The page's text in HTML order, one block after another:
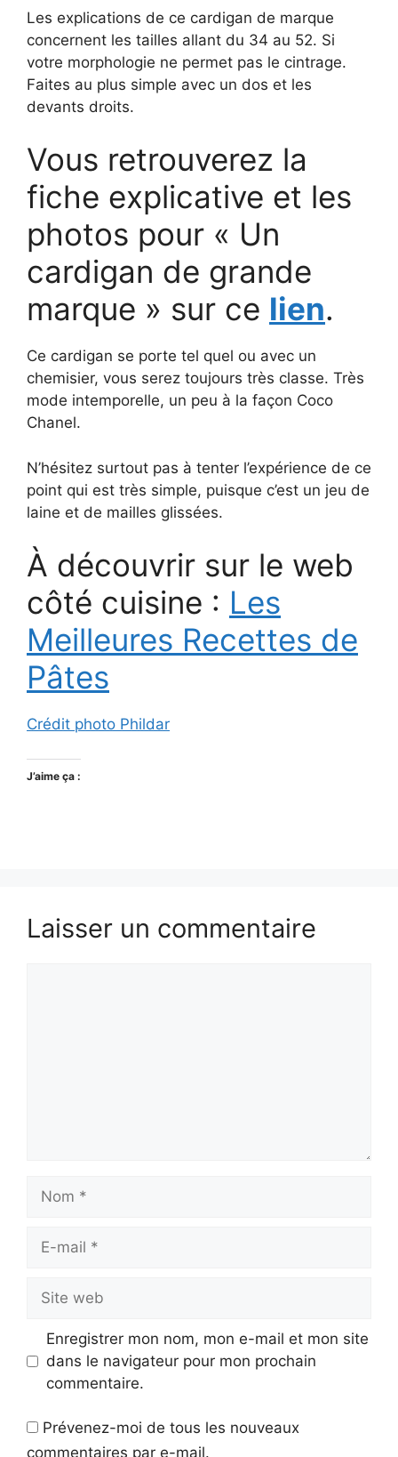
Les explications de ce cardigan de marque
concernent les tailles allant du 34 au 52. Si
votre morphologie ne permet pas le cintrage.
Faites au plus simple avec un dos et les
devants droits.
Vous retrouverez la
fiche explicative et les
photos pour « Un
cardigan de grande
marque » sur ce lien.
Ce cardigan se porte tel quel ou avec un
chemisier, vous serez toujours très classe. Très
mode intemporelle, un peu à la façon Coco
Chanel.
N’hésitez surtout pas à tenter l’expérience de ce
point qui est très simple, puisque c’est un jeu de
laine et de mailles glissées.
À découvrir sur le web
côté cuisine : Les
Meilleures Recettes de
Pâtes
Crédit photo Phildar
J’aime ça :
Laisser un commentaire
mail
web
Enregistrer mon nom, mon e-mail et mon site
dans le navigateur pour mon prochain
commentaire.
Prévenez-moi de tous les nouveaux
commentaires par e-mail.